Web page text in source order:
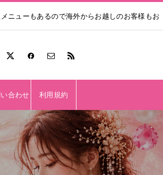
ニューもあるので海外からお越しのお客様もお
合わせ 利用規約